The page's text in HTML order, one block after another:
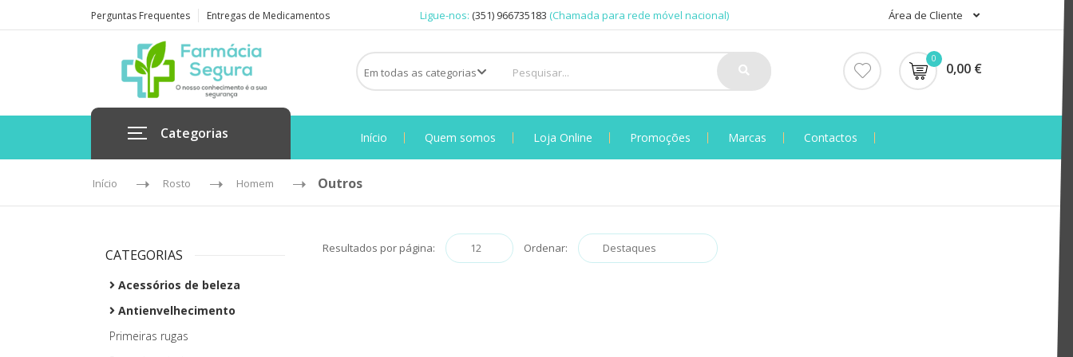
Perguntas Frequentes Entregas de Medicamentos Ligue-nos: (351) 966735183 (Chamada para rede móvel nacional) Área de Cliente
0
0,00 €
Categorias Início Quem somos Loja Online Promoções Marcas Contactos
Início Rosto Homem Outros
CATEGORIAS
Acessórios de beleza
Antienvelhecimento
Primeiras rugas
Resultados por página: Ordenar: